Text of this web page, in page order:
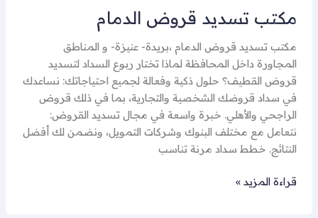
مكتب تسديد قروض الدمام
مكتب تسديد قروض الدمام ،بريدة- عنيزة- و المناطق
المجاورة داخل المحافظة لماذا تختار ربوع السداد لتسديد
قروض القطيف؟ حلول ذكية وفعالة لجميع احتياجاتك: نساعدك
في سداد قروضك الشخصية والتجارية، بما في ذلك قروض
الراجحي والأهلي. خبرة واسعة في مجال تسديد القروض:
نتعامل مع مختلف البنوك وشركات التمويل، ونضمن لك أفضل
النتائج. خطط سداد مرنة تناسب
قراءة المزيد »